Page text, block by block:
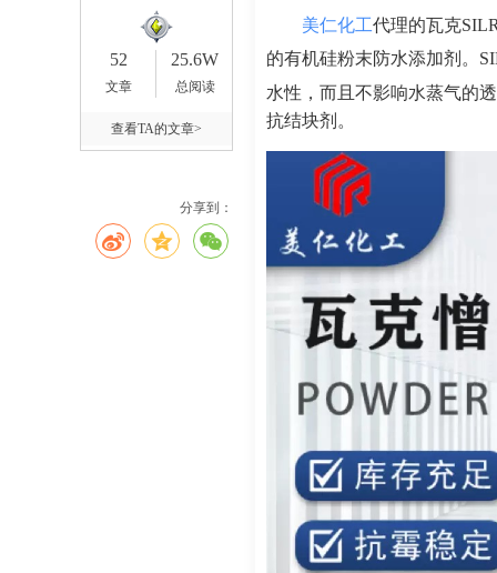
52
文章
25.6W
总阅读
查看TA的文章>
分享到：
美仁化工代理的瓦克
的有机硅粉末防水添加剂。
水性，而且不影响水蒸气的
抗结块剂。